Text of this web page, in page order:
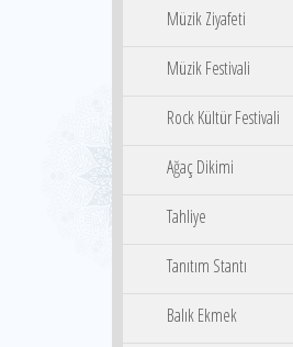
Müzik Ziyafeti
Müzik Festivali
Rock Kültür Festivali
Ağaç Dikimi
Tahliye
Tanıtım Stantı
Balık Ekmek